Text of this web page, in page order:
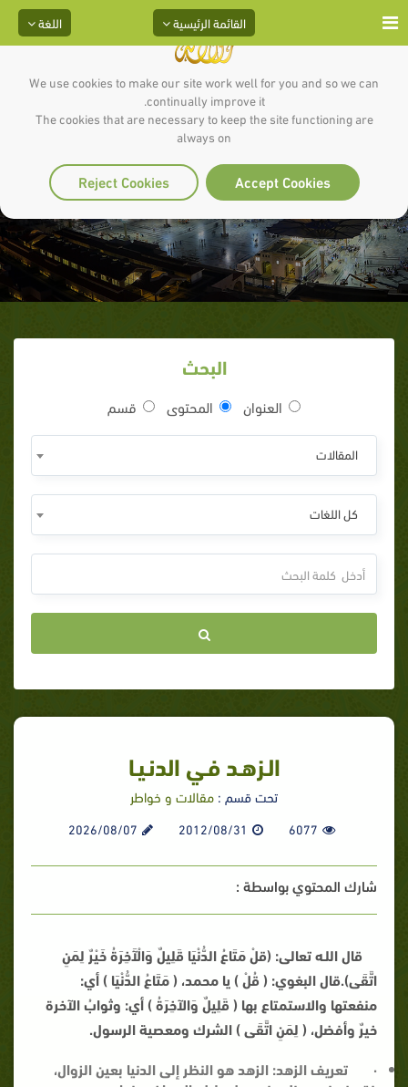
We use cookies to make our site work well for you and so we can
continually improve it.
The cookies that are necessary to keep the site functioning are
always on
Accept Cookies
Reject Cookies
اللغة القائمة الرئيسية
الـزهـد فـي الدنـيـا
البحث
العنوان المحتوى قسم
المقالات
كل اللغات
الـزهـد فـي الدنـيـا
تحت قسم : مقالات و خواطر
6077
2012/08/31
2026/08/07
شارك المحتوي بواسطة :
قال اللـه تعالى: (قلْ مَتَاعُ الدُّنْيَا قَلِيلٌ وَالْآَخِرَةُ خَيْرٌ لِمَنِ
اتَّقَى).قال البغوي: ( قُلْ ) يا محمد، ( مَتَاعُ الدُّنْيَا ) أي:
منفعتها والاستمتاع بها ( قَلِيلٌ وَالآخِرَةُ ) أي: وثوابُ الآخرة
خيرٌ وأفضل، ( لِمَنِ اتَّقَى ) الشرك ومعصية الرسول.
· تعريف الزهد: الزهد هو النظر إلى الدنيا بعين الزوال،